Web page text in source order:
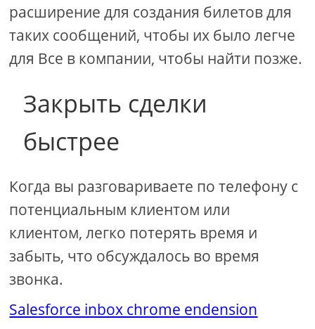
расширение для создания билетов для
таких сообщений, чтобы их было легче
для Все в компании, чтобы найти позже.
Закрыть сделки
быстрее
Когда вы разговариваете по телефону с
потенциальным клиентом или
клиентом, легко потерять время и
забыть, что обсуждалось во время
звонка.
Salesforce inbox chrome endension